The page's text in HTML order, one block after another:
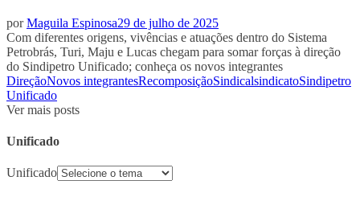
porMaguila Espinosa29 de julho de 2025
Com diferentes origens, vivências e atuações dentro do Sistema
Petrobrás, Turi, Maju e Lucas chegam para somar forças à direção
do Sindipetro Unificado; conheça os novos integrantes
DireçãoNovos integrantesRecomposiçãoSindicalsindicatoSindipetro
Unificado
Ver mais posts
Unificado
Unificado